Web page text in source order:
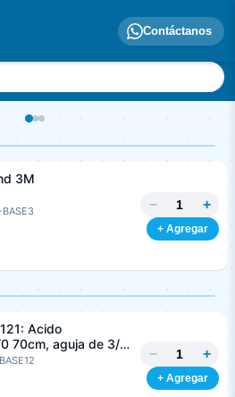
Contáctanos
3M
− +
+ Agregar
Acido
70cm, aguja de 3/8
Und ARIZI
− +
+ Agregar